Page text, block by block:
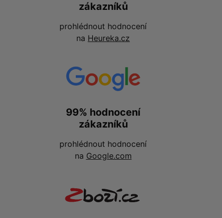
zákazníků
prohlédnout hodnocení
na Heureka.cz
99% hodnocení
zákazníků
prohlédnout hodnocení
na Google.com